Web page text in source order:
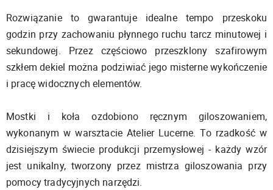
Rozwiązanie to gwarantuje idealne tempo przeskoku
godzin przy zachowaniu płynnego ruchu tarcz minutowej i
sekundowej. Przez częściowo przeszklony szafirowym
szkłem dekiel można podziwiać jego misterne wykończenie
i pracę widocznych elementów.
Mostki i koła ozdobiono ręcznym giloszowaniem,
wykonanym w warsztacie Atelier Lucerne. To rzadkość w
dzisiejszym świecie produkcji przemysłowej - każdy wzór
jest unikalny, tworzony przez mistrza giloszowania przy
pomocy tradycyjnych narzędzi.